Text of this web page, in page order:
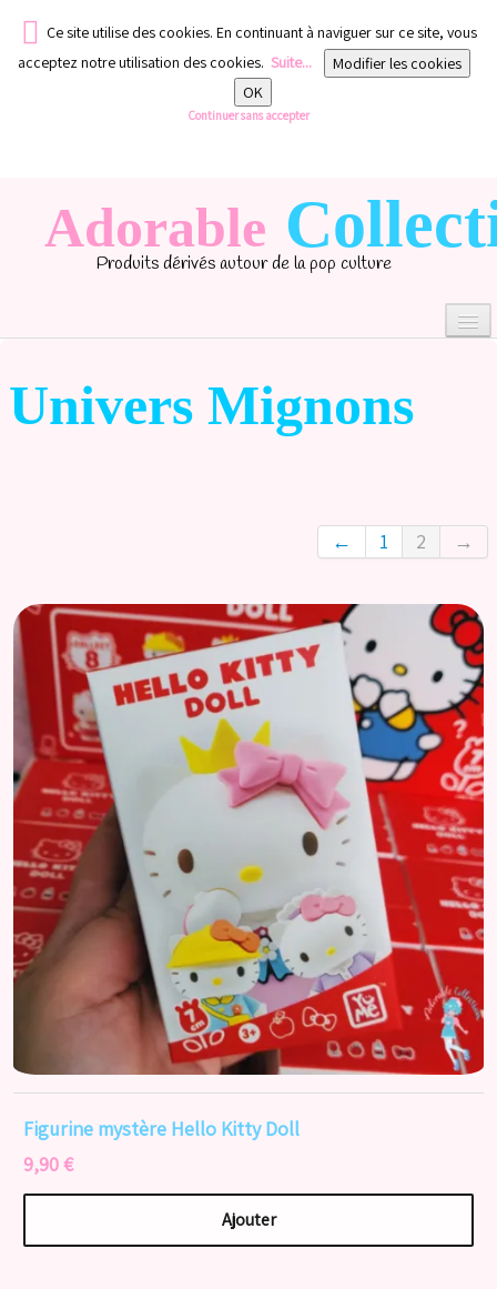
Ce site utilise des cookies. En continuant à naviguer sur ce site, vous
acceptez notre utilisation des cookies. Suite...
Modifier les cookies
OK
Continuer sans accepter
Adorable
Produits dérivés autour de la pop culture
0
Licences
Informations
Actu
Nos réseaux
Univers Mignons
← 1 2 →
Figurine mystère Hello Kitty Doll
9,90 €
Ajouter